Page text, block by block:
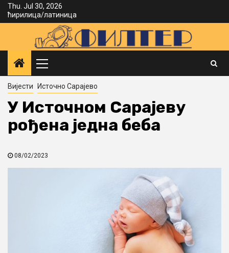
SkipThu. Jul 30, 2026
ћирилица/латиница
Menu
Вијести Источно Сарајево
У Источном Сарајеву
рођена једна беба
08/02/2023